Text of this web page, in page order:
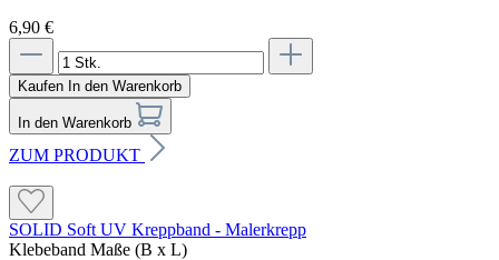
6,90 €
Kaufen In den Warenkorb
In den Warenkorb
ZUM PRODUKT
SOLID Soft UV Kreppband - Malerkrepp
Klebeband Maße (B x L)